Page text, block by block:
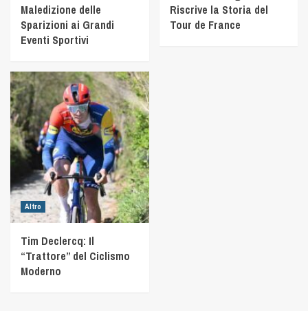
Maledizione delle
Sparizioni ai Grandi
Eventi Sportivi
Riscrive la Storia del
Tour de France
Altro
Tim Declercq: Il
“Trattore” del Ciclismo
Moderno